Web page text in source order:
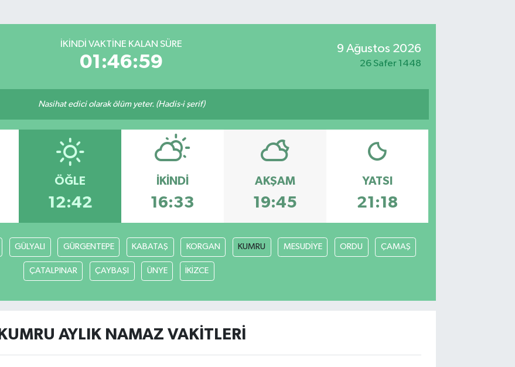
İKINDI VAKTINE KALAN SÜRE
01:46:58
9 Ağustos 2026
26 Safer 1448
Nasihat edici olarak ölüm yeter. (Hadis-i şerif)
ÖĞLE
12:42
İKINDI
16:33
AKŞAM
19:45
YATSI
21:18
GÜLYALI GÜRGENTEPE KABATAŞ KORGAN KUMRU MESUDİYE ORDU ÇAMAŞ
ÇATALPINAR ÇAYBAŞI ÜNYE İKİZCE
KUMRU AYLIK NAMAZ VAKITLERI